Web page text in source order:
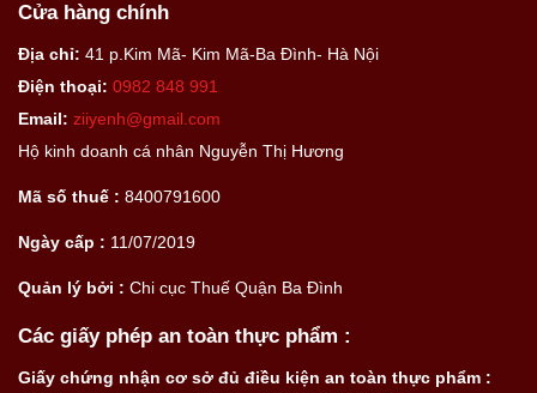
Cửa hàng chính
Địa chỉ: 41 p.Kim Mã- Kim Mã-Ba Đình- Hà Nội
Điện thoại: 0982 848 991
Email: ziiyenh@gmail.com
Hộ kinh doanh cá nhân Nguyễn Thị Hương
Mã số thuế : 8400791600
Ngày cấp : 11/07/2019
Quản lý bởi : Chi cục Thuế Quận Ba Đình
Các giấy phép an toàn thực phẩm :
Giấy chứng nhận cơ sở đủ điều kiện an toàn thực phẩm :